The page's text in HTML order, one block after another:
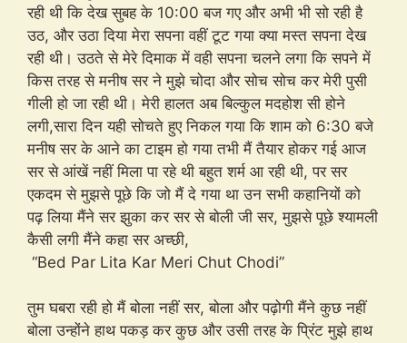
रही थी कि देख सुबह के 10:00 बज गए और अभी भी सो रही है
उठ, और उठा दिया मेरा सपना वहीं टूट गया क्या मस्त सपना देख
रही थी। उठते से मेरे दिमाक में वही सपना चलने लगा कि सपने में
किस तरह से मनीष सर ने मुझे चोदा और सोच सोच कर मेरी पुसी
गीली हो जा रही थी। मेरी हालत अब बिल्कुल मदहोश सी होने
लगी,सारा दिन यही सोचते हुए निकल गया कि शाम को 6:30 बजे
मनीष सर के आने का टाइम हो गया तभी मैं तैयार होकर गई आज
सर से आंखें नहीं मिला पा रहे थी बहुत शर्म आ रही थी, पर सर
एकदम से मुझसे पूछे कि जो मैं दे गया था उन सभी कहानियों को
पढ़ लिया मैंने सर झुका कर सर से बोली जी सर, मुझसे पूछे श्यामली
कैसी लगी मैंने कहा सर अच्छी,
“Bed Par Lita Kar Meri Chut Chodi”
तुम घबरा रही हो मैं बोला नहीं सर, बोला और पढ़ोगी मैंने कुछ नहीं
बोला उन्होंने हाथ पकड़ कर कुछ और उसी तरह के प्रिंट मुझे हाथ